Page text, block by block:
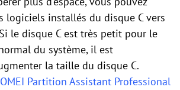
logiciels installés du disque C vers
le disque C est très petit pour le
du système, il est
la taille du disque C.
Partition Assistant Professional